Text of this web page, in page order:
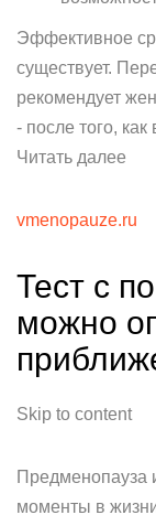
Эффективное
существует.
рекомендует
- после того,
Читать далее
vmenopauze.ru
Тест с
можно
Skip to content
Предменопауза
моменты в